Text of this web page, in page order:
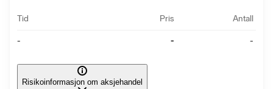
Tid Pris Antall
- - -
Risikoinformasjon om aksjehandel